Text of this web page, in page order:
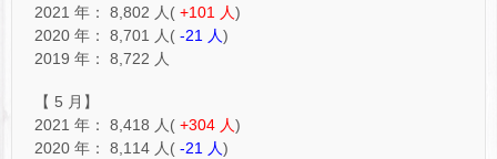
2021 年： 8,802 人( +101 人)
2020 年： 8,701 人( -21 人)
2019 年： 8,722 人
【 5 月】
2021 年： 8,418 人( +304 人)
2020 年： 8,114 人( -21 人)